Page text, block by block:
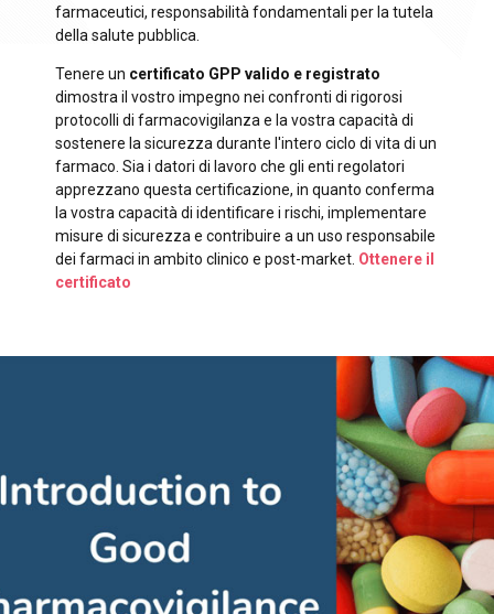
farmaceutici, responsabilità fondamentali per la tutela
della salute pubblica.
Tenere un certificato GPP valido e registrato
dimostra il vostro impegno nei confronti di rigorosi
protocolli di farmacovigilanza e la vostra capacità di
sostenere la sicurezza durante l'intero ciclo di vita di un
farmaco. Sia i datori di lavoro che gli enti regolatori
apprezzano questa certificazione, in quanto conferma
la vostra capacità di identificare i rischi, implementare
misure di sicurezza e contribuire a un uso responsabile
dei farmaci in ambito clinico e post-market. Ottenere il
certificato